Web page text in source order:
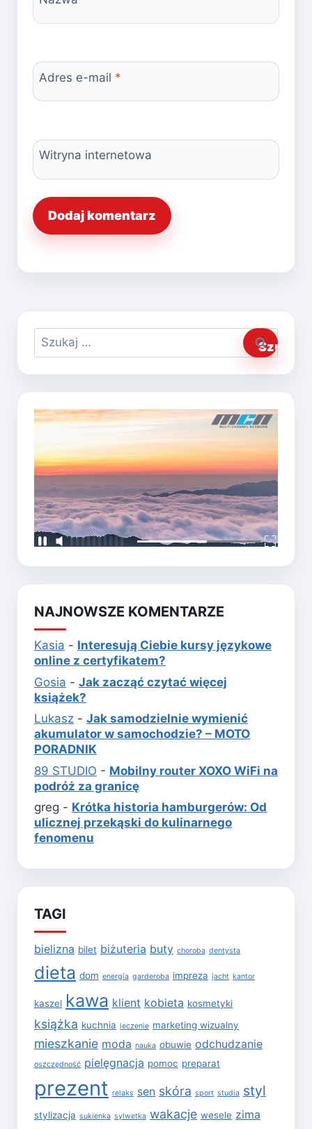
Adres e-mail *
Witryna internetowa
Szukaj:
NAJNOWSZE KOMENTARZE
Kasia - Interesują Ciebie kursy językowe
online z certyfikatem?
Gosia - Jak zacząć czytać więcej
książek?
Lukasz - Jak samodzielnie wymienić
akumulator w samochodzie? – MOTO
PORADNIK
89 STUDIO - Mobilny router XOXO WiFi na
podróż za granicę
greg - Krótka historia hamburgerów: Od
ulicznej przekąski do kulinarnego
fenomenu
TAGI
bielizna bilet biżuteria buty choroba dentysta
dieta dom energia garderoba impreza jacht kantor
kaszel kawa klient kobieta kosmetyki
książka kuchnia leczenie marketing wizualny
mieszkanie moda nauka obuwie odchudzanie
oszczędność pielęgnacja pomoc preparat
prezent relaks sen skóra sport studia styl
stylizacja sukienka sylwetka wakacje wesele zima